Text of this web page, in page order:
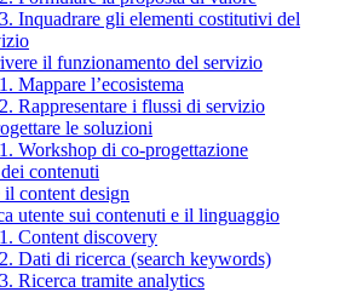
Inquadrare gli elementi costitutivi del
il funzionamento del servizio
Mappare l’ecosistema
Rappresentare i flussi di servizio
le soluzioni
Workshop di co-progettazione
contenuti
il content design
utente sui contenuti e il linguaggio
Content discovery
Dati di ricerca (search keywords)
Ricerca tramite analytics